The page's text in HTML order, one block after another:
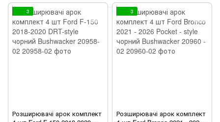
3
Розширювачі арок комплект
3
Розширювачі арок комплект